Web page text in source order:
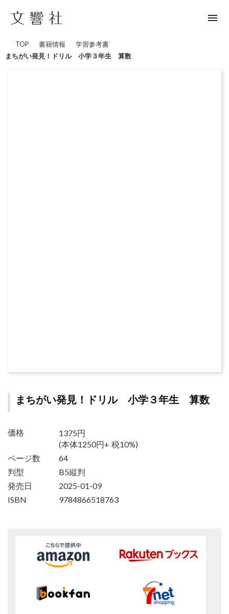
menu
TOP 書籍情報
学習参考書
まちがい発見！ドリル 小学３年生 算数
まちがい発見！ドリル 小学３年生 算数
価格
1375円
(本体1250円+ 税10%)
ページ数
64
判型
B5縦判
発売日
2025-01-09
ISBN
9784866518763